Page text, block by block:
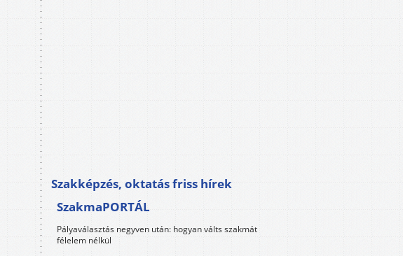
Szakképzés, oktatás friss hírek
SzakmaPORTÁL
Pályaválasztás negyven után: hogyan válts szakmát
félelem nélkül